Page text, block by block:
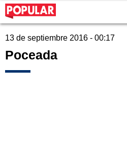
13 de septiembre 2016 - 00:17
Poceada